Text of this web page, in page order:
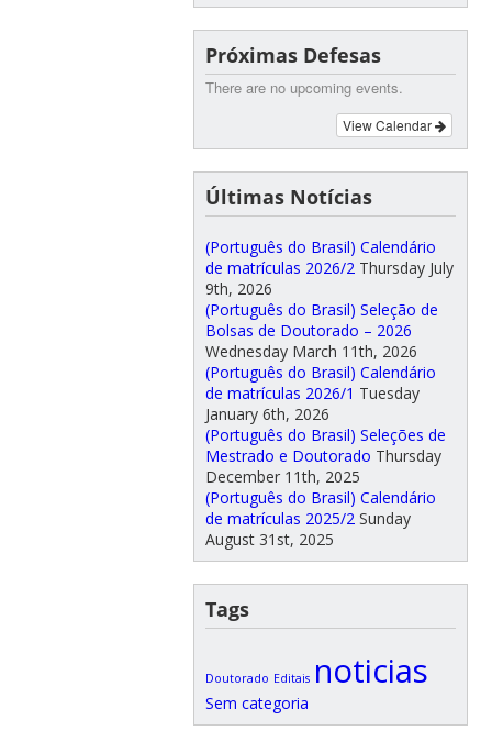
Próximas Defesas
There are no upcoming events.
View Calendar
Últimas Notícias
(Português do Brasil) Calendário
de matrículas 2026/2 Thursday July
9th, 2026
(Português do Brasil) Seleção de
Bolsas de Doutorado – 2026
Wednesday March 11th, 2026
(Português do Brasil) Calendário
de matrículas 2026/1 Tuesday
January 6th, 2026
(Português do Brasil) Seleções de
Mestrado e Doutorado Thursday
December 11th, 2025
(Português do Brasil) Calendário
de matrículas 2025/2 Sunday
August 31st, 2025
Tags
Doutorado Editais noticias
Sem categoria